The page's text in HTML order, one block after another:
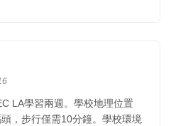
LA學習兩週。學校地理位置
，步行僅需10分鐘。學校環境